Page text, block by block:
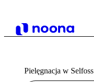
Pielęgnacja w Selfoss